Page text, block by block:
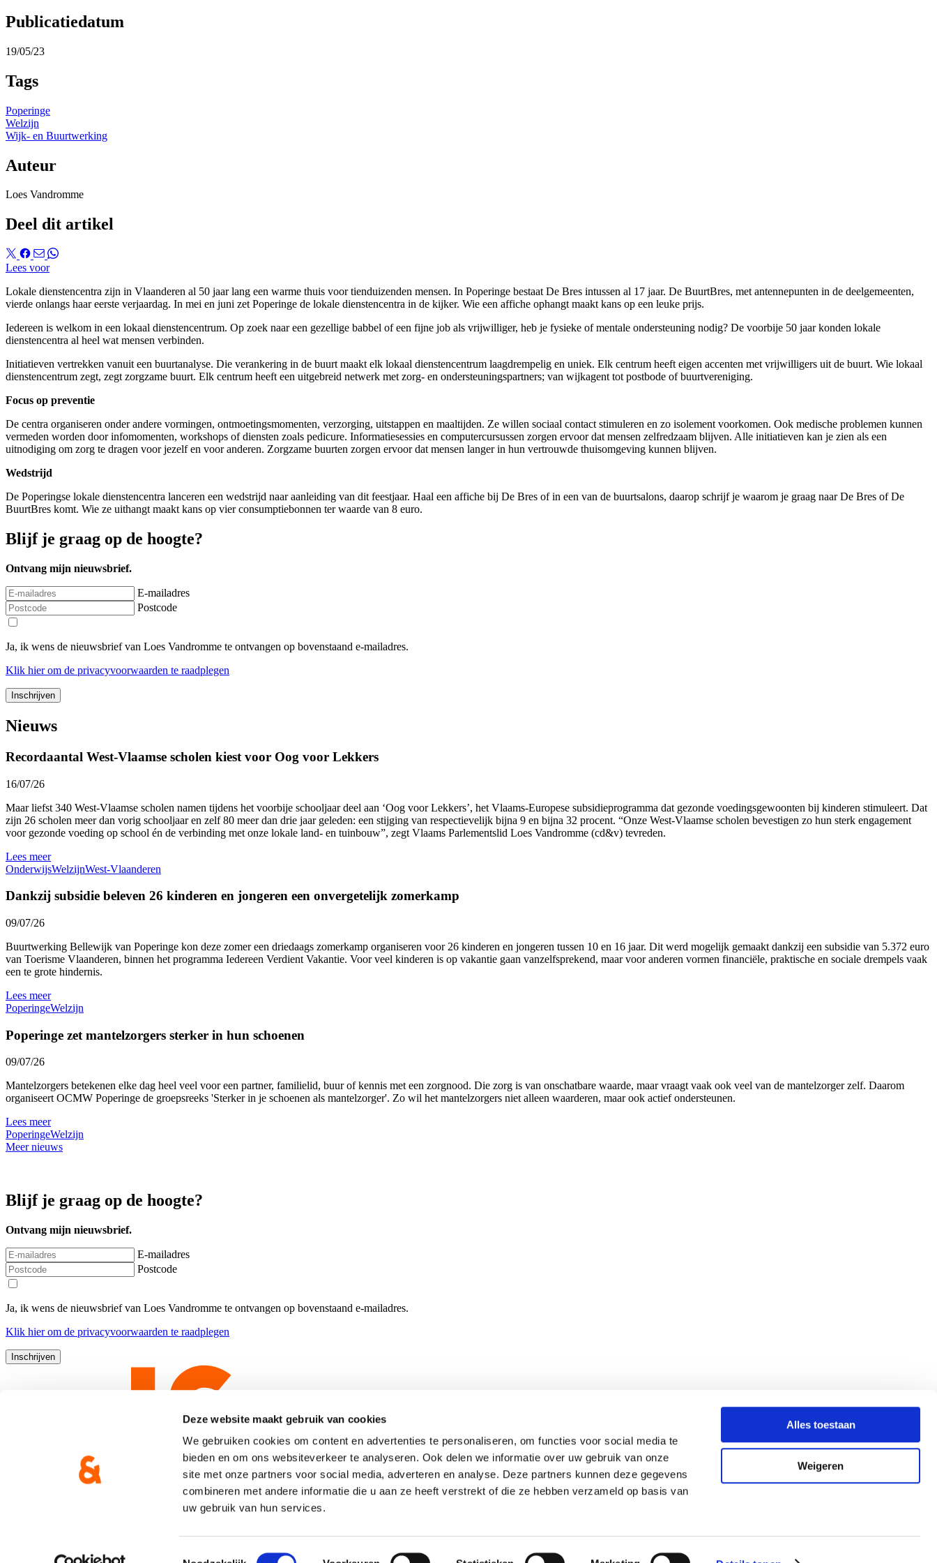
Deze website maakt gebruik van cookies
We gebruiken cookies om content en advertenties te personaliseren, om functies voor social media te
bieden en om ons websiteverkeer te analyseren. Ook delen we informatie over uw gebruik van onze
site met onze partners voor social media, adverteren en analyse. Deze partners kunnen deze gegevens
combineren met andere informatie die u aan ze heeft verstrekt of die ze hebben verzameld op basis van
uw gebruik van hun services.
Toestemmingsselectie
Alles toestaan
Weigeren
Publicatiedatum
19/05/23
Tags
Poperinge
Welzijn
Wijk- en Buurtwerking
Auteur
Loes Vandromme
Deel dit artikel
Lees voor
Lokale dienstencentra zijn in Vlaanderen al 50 jaar lang een warme thuis voor tienduizenden mensen. In Poperinge bestaat De Bres intussen al 17 jaar. De BuurtBres, met antennepunten in de deelgemeenten,
vierde onlangs haar eerste verjaardag. In mei en juni zet Poperinge de lokale dienstencentra in de kijker. Wie een affiche ophangt maakt kans op een leuke prijs.
Iedereen is welkom in een lokaal dienstencentrum. Op zoek naar een gezellige babbel of een fijne job als vrijwilliger, heb je fysieke of mentale ondersteuning nodig? De voorbije 50 jaar konden lokale
dienstencentra al heel wat mensen verbinden.
Initiatieven vertrekken vanuit een buurtanalyse. Die verankering in de buurt maakt elk lokaal dienstencentrum laagdrempelig en uniek. Elk centrum heeft eigen accenten met vrijwilligers uit de buurt. Wie lokaal
dienstencentrum zegt, zegt zorgzame buurt. Elk centrum heeft een uitgebreid netwerk met zorg- en ondersteuningspartners; van wijkagent tot postbode of buurtvereniging.
Focus op preventie
De centra organiseren onder andere vormingen, ontmoetingsmomenten, verzorging, uitstappen en maaltijden. Ze willen sociaal contact stimuleren en zo isolement voorkomen. Ook medische problemen kunnen
vermeden worden door infomomenten, workshops of diensten zoals pedicure. Informatiesessies en computercursussen zorgen ervoor dat mensen zelfredzaam blijven. Alle initiatieven kan je zien als een
uitnodiging om zorg te dragen voor jezelf en voor anderen. Zorgzame buurten zorgen ervoor dat mensen langer in hun vertrouwde thuisomgeving kunnen blijven.
Wedstrijd
De Poperingse lokale dienstencentra lanceren een wedstrijd naar aanleiding van dit feestjaar. Haal een affiche bij De Bres of in een van de buurtsalons, daarop schrijf je waarom je graag naar De Bres of De
BuurtBres komt. Wie ze uithangt maakt kans op vier consumptiebonnen ter waarde van 8 euro.
Blijf je graag op de hoogte?
Ontvang mijn nieuwsbrief.
E-mailadres
Postcode
Ja, ik wens de nieuwsbrief van Loes Vandromme te ontvangen op bovenstaand e-mailadres.
Klik hierom de privacyvoorwaarden te raadplegen
Nieuws
Recordaantal West-Vlaamse scholen kiest voor Oog voor Lekkers
16/07/26
Maar liefst 340 West-Vlaamse scholen namen tijdens het voorbije schooljaar deel aan ‘Oog voor Lekkers’, het Vlaams-Europese subsidieprogramma dat gezonde voedingsgewoonten bij kinderen stimuleert. Dat
zijn 26 scholen meer dan vorig schooljaar en zelf 80 meer dan drie jaar geleden: een stijging van respectievelijk bijna 9 en bijna 32 procent. “Onze West-Vlaamse scholen bevestigen zo hun sterk engagement
voor gezonde voeding op school én de verbinding met onze lokale land- en tuinbouw”, zegt Vlaams Parlementslid Loes Vandromme (cd&v) tevreden.
Lees meer
OnderwijsWelzijnWest-Vlaanderen
Dankzij subsidie beleven 26 kinderen en jongeren een onvergetelijk zomerkamp
09/07/26
Buurtwerking Bellewijk van Poperinge kon deze zomer een driedaags zomerkamp organiseren voor 26 kinderen en jongeren tussen 10 en 16 jaar. Dit werd mogelijk gemaakt dankzij een subsidie van 5.372 euro
van Toerisme Vlaanderen, binnen het programma Iedereen Verdient Vakantie. Voor veel kinderen is op vakantie gaan vanzelfsprekend, maar voor anderen vormen financiële, praktische en sociale drempels vaak
een te grote hindernis.
Lees meer
PoperingeWelzijn
Poperinge zet mantelzorgers sterker in hun schoenen
09/07/26
Mantelzorgers betekenen elke dag heel veel voor een partner, familielid, buur of kennis met een zorgnood. Die zorg is van onschatbare waarde, maar vraagt vaak ook veel van de mantelzorger zelf. Daarom
organiseert OCMW Poperinge de groepsreeks 'Sterker in je schoenen als mantelzorger'. Zo wil het mantelzorgers niet alleen waarderen, maar ook actief ondersteunen.
Lees meer
PoperingeWelzijn
Meer nieuws
Blijf je graag op de hoogte?
Ontvang mijn nieuwsbrief.
E-mailadres
Postcode
Ja, ik wens de nieuwsbrief van Loes Vandromme te ontvangen op bovenstaand e-mailadres.
Klik hierom de privacyvoorwaarden te raadplegen